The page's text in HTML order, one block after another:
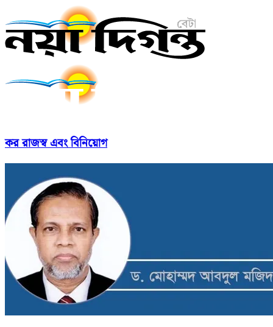
কর রাজস্ব এবং বিনিয়োগ